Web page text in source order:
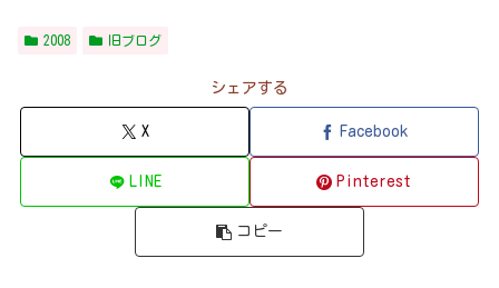
2008 旧ブログ
シェアする
X Facebook
LINE Pinterest
コピー